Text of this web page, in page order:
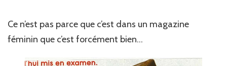
Ce n’est pas parce que c’est dans un magazine
féminin que c’est forcément bien…